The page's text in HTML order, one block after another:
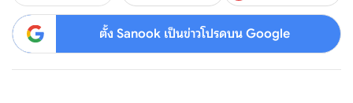
ตั้ง Sanook เป็นข่าวโปรดบน Google